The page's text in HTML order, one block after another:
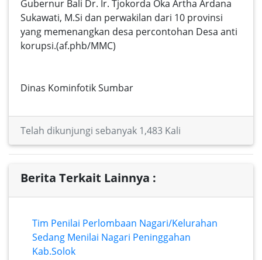
Gubernur Bali Dr. Ir. Tjokorda Oka Artha Ardana
Sukawati, M.Si dan perwakilan dari 10 provinsi
yang memenangkan desa percontohan Desa anti
korupsi.(af.phb/MMC)
Dinas Kominfotik Sumbar
Telah dikunjungi sebanyak 1,483 Kali
Berita Terkait Lainnya :
Tim Penilai Perlombaan Nagari/Kelurahan
Sedang Menilai Nagari Peninggahan
Kab.Solok